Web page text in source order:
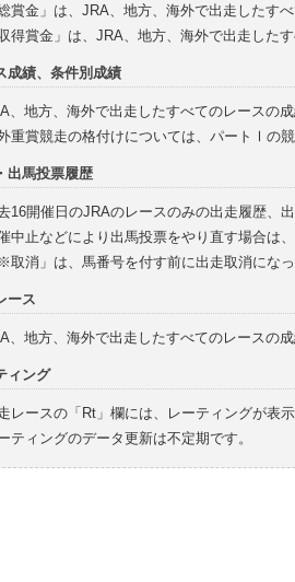
総賞金」は、JRA、地方、海外で出走したす
収得賞金」は、JRA、地方、海外で出走した
成績、条件別成績
、地方、海外で出走したすべてのレースの
重賞競走の格付けについては、パートⅠの
出馬投票履歴
16開催日のJRAのレースのみの出走履歴、
中止などにより出馬投票をやり直す場合は
※取消」は、馬番号を付す前に出走取消にな
ース
、地方、海外で出走したすべてのレースの
ィング
レースの「Rt」欄には、レーティングが表
ティングのデータ更新は不定期です。